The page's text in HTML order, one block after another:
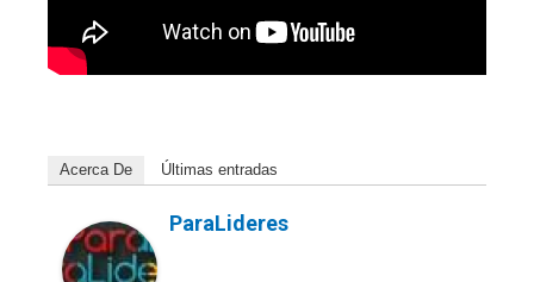
Acerca De Últimas entradas
ParaLideres